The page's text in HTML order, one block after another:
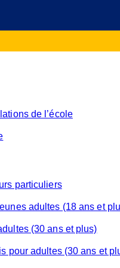
de l’école
particuliers
adultes (18 ans et
(30 ans et plus)
pour adultes (30 ans et